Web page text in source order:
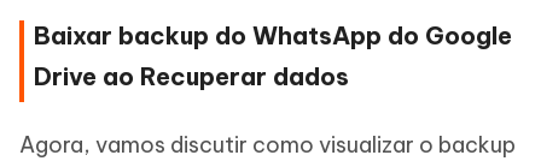
Baixar backup do WhatsApp do Google
Drive ao Recuperar dados
Agora, vamos discutir como visualizar o backup